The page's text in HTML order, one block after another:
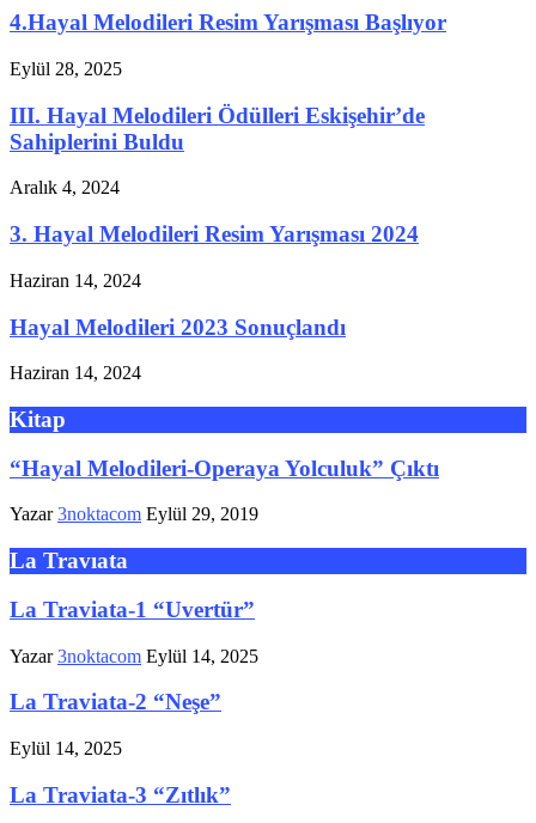
4.Hayal Melodileri Resim Yarışması Başlıyor
Eylül 28, 2025
III. Hayal Melodileri Ödülleri Eskişehir’de
Sahiplerini Buldu
Aralık 4, 2024
3. Hayal Melodileri Resim Yarışması 2024
Haziran 14, 2024
Hayal Melodileri 2023 Sonuçlandı
Haziran 14, 2024
Kitap
“Hayal Melodileri-Operaya Yolculuk” Çıktı
Yazar3noktacom Eylül 29, 2019
La Travıata
La Traviata-1 “Uvertür”
Yazar3noktacom Eylül 14, 2025
La Traviata-2 “Neşe”
Eylül 14, 2025
La Traviata-3 “Zıtlık”